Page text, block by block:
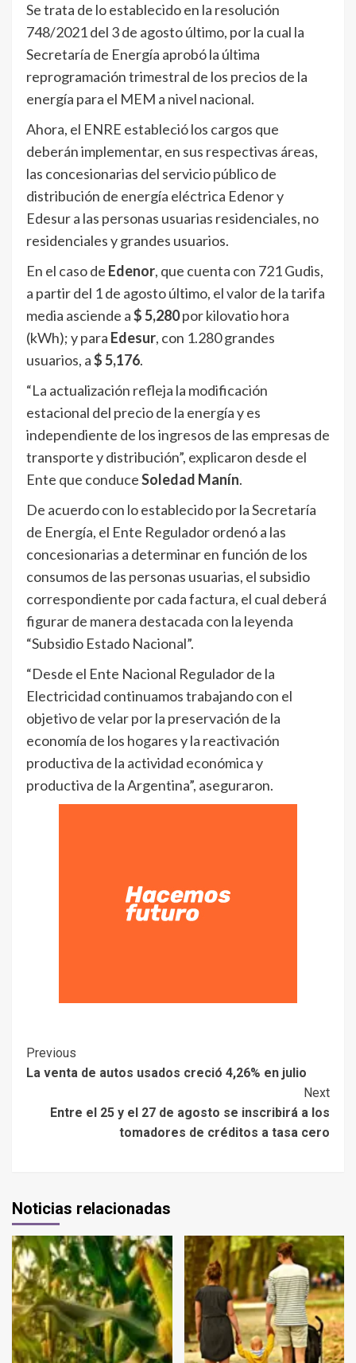
Se trata de lo establecido en la resolución
748/2021 del 3 de agosto último, por la cual la
Secretaría de Energía aprobó la última
reprogramación trimestral de los precios de la
energía para el MEM a nivel nacional.
Ahora, el ENRE estableció los cargos que
deberán implementar, en sus respectivas áreas,
las concesionarias del servicio público de
distribución de energía eléctrica Edenor y
Edesur a las personas usuarias residenciales, no
residenciales y grandes usuarios.
En el caso de Edenor, que cuenta con 721 Gudis,
a partir del 1 de agosto último, el valor de la tarifa
media asciende a$ 5,280por kilovatio hora
(kWh); y para Edesur, con 1.280 grandes
usuarios, a$ 5,176.
“La actualización refleja la modificación
estacional del precio de la energía y es
independiente de los ingresos de las empresas de
transporte y distribución”, explicaron desde el
Ente que conduceSoledad Manín.
De acuerdo con lo establecido por la Secretaría
de Energía, el Ente Regulador ordenó a las
concesionarias a determinar en función de los
consumos de las personas usuarias, el subsidio
correspondiente por cada factura, el cual deberá
figurar de manera destacada con la leyenda
“Subsidio Estado Nacional”.
“Desde el Ente Nacional Regulador de la
Electricidad continuamos trabajando con el
objetivo de velar por la preservación de la
economía de los hogares y la reactivación
productiva de la actividad económica y
productiva de la Argentina”, aseguraron.
Previous
La venta de autos usados creció 4,26% en julio
Next
Entre el 25 y el 27 de agosto se inscribirá a los
tomadores de créditos a tasa cero
Noticias relacionadas